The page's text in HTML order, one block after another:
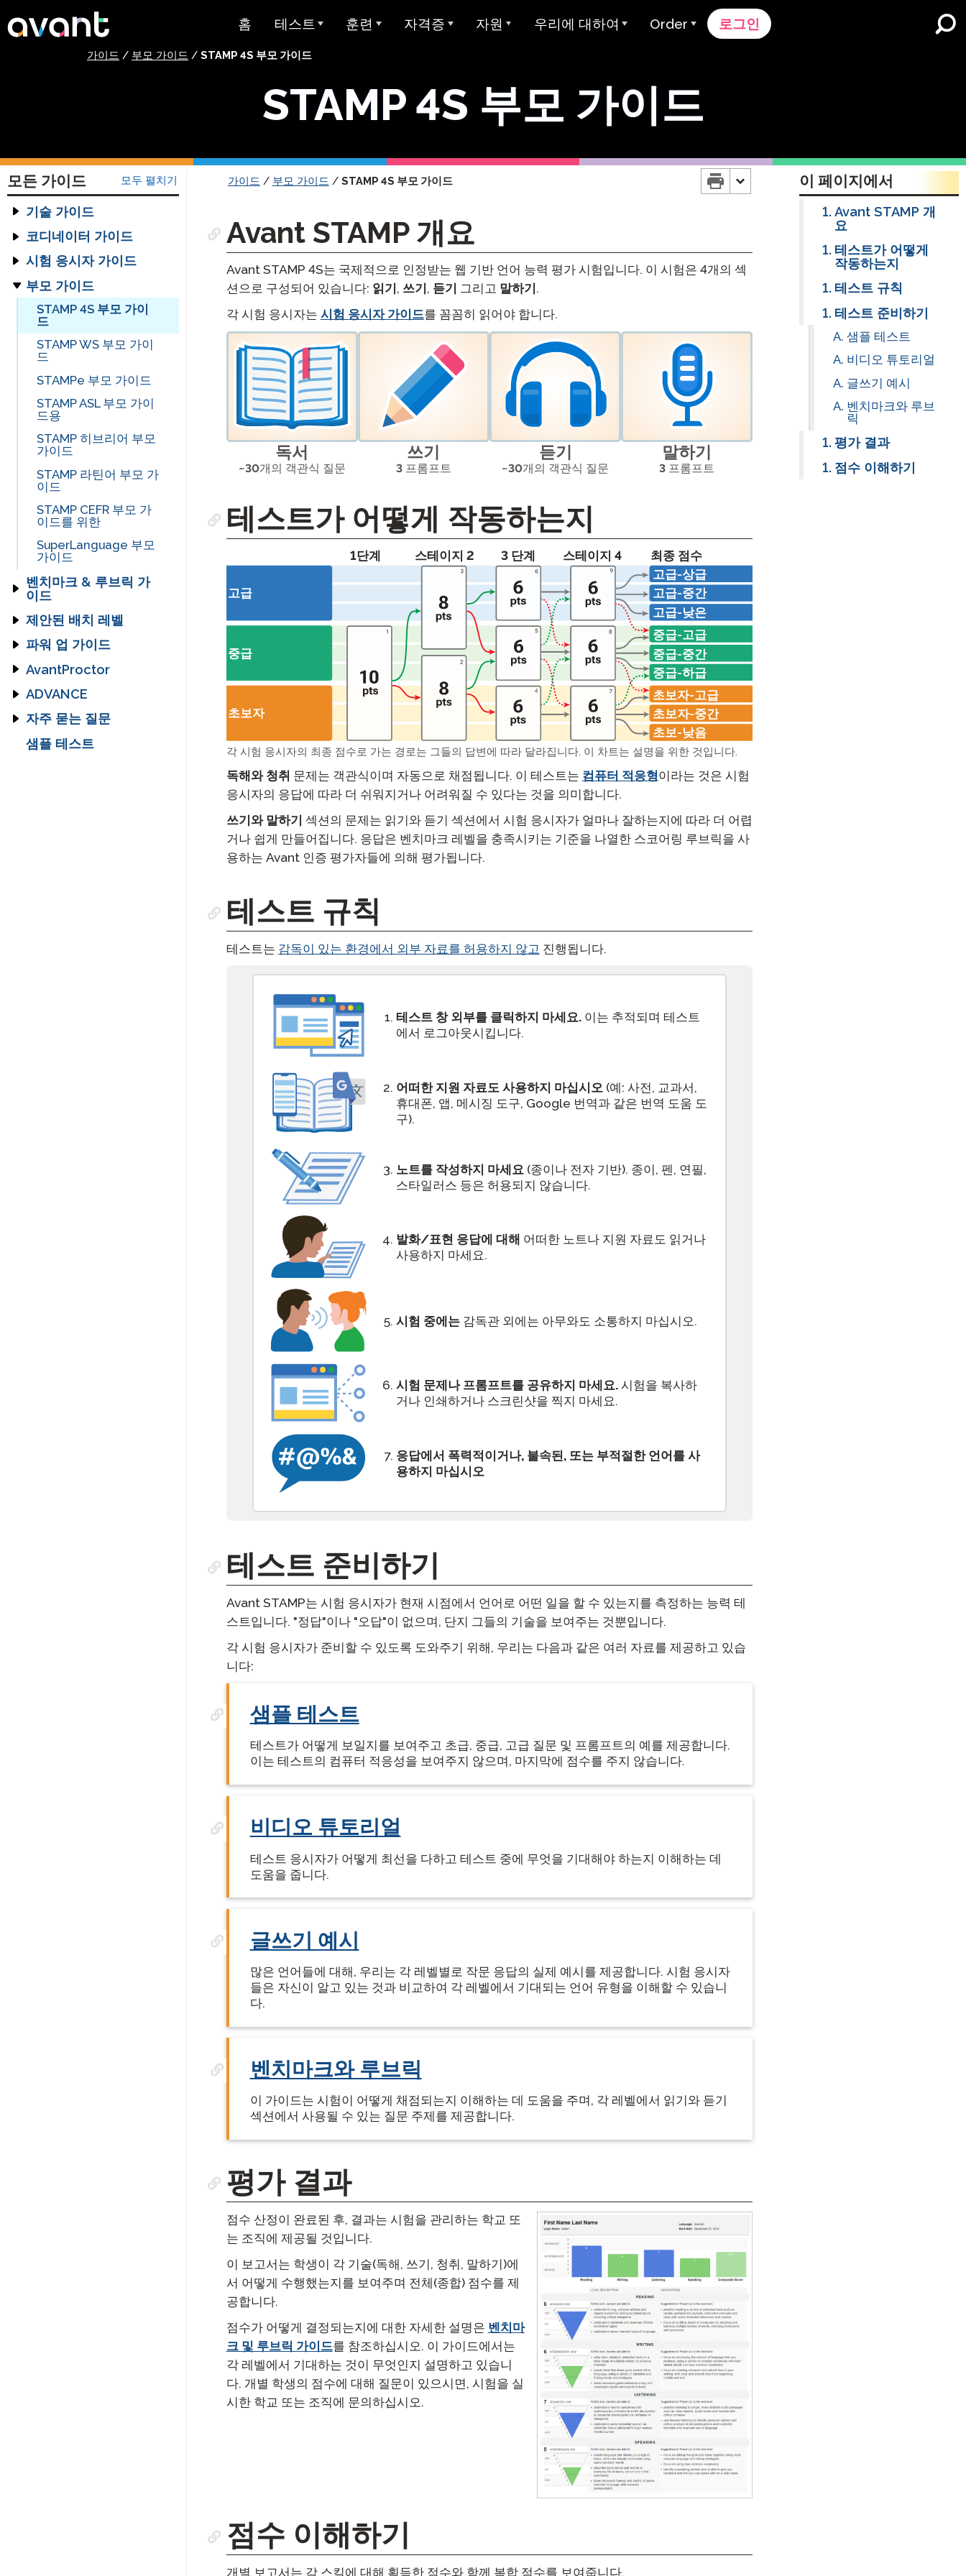
Skip to main content
홈
테스트
테스트 개요
STAMP 모든 STAMP 테스트
STAMP 4S
STAMPe
STAMP CEFR을 위한
STAMP Pro
STAMP 단일 언어
STAMP 의료
STAMP ASL을 위한
STAMP을 히브리어로
STAMP 라틴어용
PLACE
슈퍼랭귀지 테스트
스페인어 유산 언어 (SHL) 테
SHL 테스트 섹션 설명
아랍어 능력 시험 (APT)
가격 책정
원격 감독
재시도 요청
훈련
아방 MORE 러닝 아방 MORE 러닝
MEDLI (이중 언어 몰입)
미라 언어 학습
교사 자격증
비디오 튜토리얼
사용자 가이드
자격증
Avant 디지털 배지
양언어 구사 주 씰
글로벌 양언어 숙달 인증서
자원
사용자 가이드
글쓰기 예시
STAMP 개인 보고서
Clever
STAMP 그룹 로스터링
숙박 시설
이벤트
우리에 대하여
우리가 봉사하는 대상 K-12 학교 및 교육구
듀얼 언어 몰입
고등 교육
우리 팀
평가자 & 평가 등급
Order
가격 책정
견적 요청하기
Contact Sales
지원팀에 문의하세요
로그인
가이드 / 부모 가이드 / STAMP 4S 부모 가이드
STAMP 4S 부모 가이드
모든 가이드 모두 펼치기
기술 가이드
평가 기술 가이드
헤드셋 가이드
글쓰기 입력 가이드
글쓰기 입력 가이드
ChromeOS – 가상 키
보드 사용법
Mac 컴퓨터 – 가상 키
보드 사용법
Windows 10 – 가상 키
보드 사용법
코디네이터 가이드
시작하기 가이드
STAMP 시작하기
STAMP WS 시작하기
STAMPe 시작하기
SuperLanguage 시작
하기
PLACE 시작하기
아랍어 능력 시험 (APT)
시작하기
STAMP 그룹 로스터링
가이드
프로필 가이드
STAMP 프로필 가이드
STAMPe 프로필 가이
드
STAMP CEFR 프로필
가이드를 위해
SuperLanguage 시험
응시자 프로필 가이드
감독 가이드
STAMP 감독 가이드
STAMP WS 프로터링
가이드
STAMPe 감독 가이드
SHL 감독 가이드
APT 감독 가이드
SuperLanguage 감독
보고서 작성 가이드
STAMP 보고서 작성 가
이드
STAMP WS 보고서 가
이드
STAMPe 보고서 작성
가이드
PLACE 보고서 작성 가
SuperLanguage 보고
SHL 보고서 작성 가이
아랍어 능력 시험 (APT)
보고서 가이드
자기 평가 가이드
STAMP WS 자가 평가
가이드
PLACE 자기 평가 가이
드
SuperLanguage 자가
평가 가이드
수기 작성 섹션 가이드
STAMP 수기 작성 섹션
가이드
STAMPe 수기 작성 섹
션 가이드
SuperLanguage 수기
작성 섹션 가이드
APT 수기 작성 섹션
스케일드 점수 가이드
STAMP 스케일드 점수
가이드
STAMPe 스케일드 점
수 가이드
STAMP CEFR 스케일
점수 가이드를 위해
시험 응시자 가이드
STAMP 4S 시험 응시
자 가이드
STAMP WS 시험 응시
자 가이드
STAMPe 시험 응시자
STAMP CEFR 시험 응
시자 가이드
STAMP 프로 시험 응시
자 가이드
STAMP ASL 시험 응시
자 가이드
STAMP 히브리어 시험
응시자 가이드
STAMP 라틴어 시험 응
시자 가이드
PLACE 응시자 및 기술
가이드
SuperLanguage 시험
응시자 가이드
SHL 시험 응시자 가이
드
아랍어 능력 시험
(APT) 응시자 가이드
부모 가이드
STAMP 4S 부모 가이
드
STAMP WS 부모 가이
드
STAMPe 부모 가이드
STAMP ASL 부모 가이
드용
STAMP 히브리어 부모
가이드
STAMP 라틴어 부모 가
이드
STAMP CEFR 부모 가
이드를 위한
SuperLanguage 부모
가이드
벤치마크 & 루브릭 가
이드
STAMP,
STAMP for ASL,
& 슈퍼언어
PLACE
SHL
APT
STAMP CEFR을 위한
제안된 배치 레벨
PLACE로 위치 결정하
기
SHL 제안 배치 레벨
파워 업 가이드
교사 파워 업 가이드
테스트 응시자 파워 업
AvantProctor
코디네이터 가이드
코디네이터 기술 가이
드
시험 응시자 가이드
ADVANCE
Avant ADVANCE 사용
자 인터페이스: 기대할
점은 무엇인가요
자주 묻는 질문
STAMP 자주 묻는 질문
샘플 테스트
이 페이지에서
Avant STAMP 개
요
테스트가 어떻게
작동하는지
테스트 규칙
테스트 준비하기
샘플 테스트
비디오 튜토리얼
글쓰기 예시
벤치마크와 루브
릭
평가 결과
점수 이해하기
가이드 / 부모 가이드 / STAMP 4S 부모 가이드
Avant STAMP 개요
Avant STAMP 4S는 국제적으로 인정받는 웹 기반 언어 능력 평가 시험입니다. 이 시험은 4개의 섹
션으로 구성되어 있습니다: 읽기 , 쓰기 , 듣기 그리고 말하기 .
각 시험 응시자는 시험 응시자 가이드를 꼼꼼히 읽어야 합니다.
독서
~30개의 객관식 질문
쓰기
3프롬프트
듣기
~30개의 객관식 질문
말하기
3 프롬프트
테스트가 어떻게 작동하는지
1단계 스테이지 2 3 단계 스테이지 4 최종 점수
고급
중급
초보자
고급-상급
고급-중간
고급-낮은
중급-고급
중급-중간
중급-하급
초보자-고급
초보자-중간
초보-낮음
각 시험 응시자의 최종 점수로 가는 경로는 그들의 답변에 따라 달라집니다. 이 차트는 설명을 위한 것입니다.
독해와 청취 문제는 객관식이며 자동으로 채점됩니다. 이 테스트는 컴퓨터 적응형이라는 것은 시험
응시자의 응답에 따라 더 쉬워지거나 어려워질 수 있다는 것을 의미합니다.
쓰기와 말하기 섹션의 문제는 읽기와 듣기 섹션에서 시험 응시자가 얼마나 잘하는지에 따라 더 어렵
거나 쉽게 만들어집니다. 응답은 벤치마크 레벨을 충족시키는 기준을 나열한 스코어링 루브릭을 사
용하는 Avant 인증 평가자들에 의해 평가됩니다.
테스트 규칙
테스트는 감독이 있는 환경에서 외부 자료를 허용하지 않고 진행됩니다.
[ snippet block: STAMP Test Rules ]
테스트 창 외부를 클릭하지 마세요. 이는 추적되며 테스트
에서 로그아웃시킵니다.
어떠한 지원 자료도 사용하지 마십시오 (예: 사전, 교과서,
휴대폰, 앱, 메시징 도구, Google 번역과 같은 번역 도움 도
구).
노트를 작성하지 마세요 (종이나 전자 기반). 종이, 펜, 연필,
스타일러스 등은 허용되지 않습니다.
발화/표현 응답에 대해 어떠한 노트나 지원 자료도 읽거나
사용하지 마세요.
시험 중에는 감독관 외에는 아무와도 소통하지 마십시오.
시험 문제나 프롬프트를 공유하지 마세요. 시험을 복사하
거나 인쇄하거나 스크린샷을 찍지 마세요.
응답에서 폭력적이거나, 불속된, 또는 부적절한 언어를 사
용하지 마십시오
테스트 준비하기
Avant STAMP는 시험 응시자가 현재 시점에서 언어로 어떤 일을 할 수 있는지를 측정하는 능력 테
스트입니다. "정답"이나 "오답"이 없으며, 단지 그들의 기술을 보여주는 것뿐입니다.
각 시험 응시자가 준비할 수 있도록 도와주기 위해, 우리는 다음과 같은 여러 자료를 제공하고 있습
니다:
샘플 테스트
테스트가 어떻게 보일지를 보여주고 초급, 중급, 고급 질문 및 프롬프트의 예를 제공합니다.
이는 테스트의 컴퓨터 적응성을 보여주지 않으며, 마지막에 점수를 주지 않습니다.
비디오 튜토리얼
테스트 응시자가 어떻게 최선을 다하고 테스트 중에 무엇을 기대해야 하는지 이해하는 데
도움을 줍니다.
글쓰기 예시
많은 언어들에 대해, 우리는 각 레벨별로 작문 응답의 실제 예시를 제공합니다. 시험 응시자
들은 자신이 알고 있는 것과 비교하여 각 레벨에서 기대되는 언어 유형을 이해할 수 있습니
다.
벤치마크와 루브릭
이 가이드는 시험이 어떻게 채점되는지 이해하는 데 도움을 주며, 각 레벨에서 읽기와 듣기
섹션에서 사용될 수 있는 질문 주제를 제공합니다.
평가 결과
점수 산정이 완료된 후, 결과는 시험을 관리하는 학교 또
는 조직에 제공될 것입니다.
이 보고서는 학생이 각 기술(독해, 쓰기, 청취, 말하기)에
서 어떻게 수행했는지를 보여주며 전체(종합) 점수를 제
공합니다.
점수가 어떻게 결정되는지에 대한 자세한 설명은 벤치마
크 및 루브릭 가이드를 참조하십시오. 이 가이드에서는
각 레벨에서 기대하는 것이 무엇인지 설명하고 있습니
다. 개별 학생의 점수에 대해 질문이 있으시면, 시험을 실
시한 학교 또는 조직에 문의하십시오.
점수 이해하기
개별 보고서는 각 스킬에 대해 획득한 점수와 함께 복합 점수를 보여줍니다.